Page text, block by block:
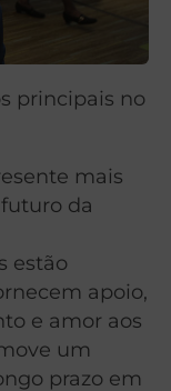
principais no
mais
da
estão
apoio,
e amor aos
um
prazo em